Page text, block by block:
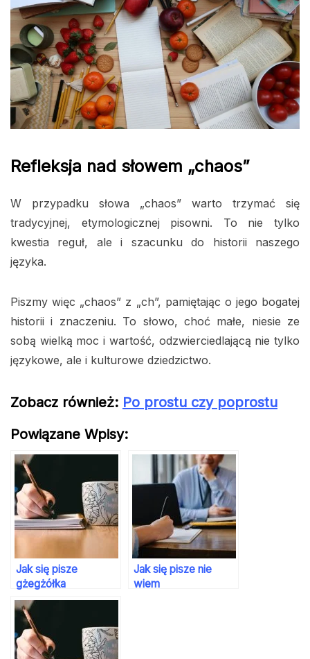
Refleksja nad słowem „chaos”
W przypadku słowa „chaos” warto trzymać się
tradycyjnej, etymologicznej pisowni. To nie tylko
kwestia reguł, ale i szacunku do historii naszego
języka.
Piszmy więc „chaos” z „ch”, pamiętając o jego bogatej
historii i znaczeniu. To słowo, choć małe, niesie ze
sobą wielką moc i wartość, odzwierciedlającą nie tylko
językowe, ale i kulturowe dziedzictwo.
Zobacz również: Po prostu czy poprostu
Powiązane Wpisy:
Jak się pisze
gżegżółka
Jak się pisze nie
wiem